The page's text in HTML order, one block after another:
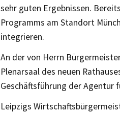
sehr guten Ergebnissen.
Programms am Standort
integrieren.
An der von Herrn
Plenarsaal des neuen
Geschäftsführung der Agentur
Leipzigs